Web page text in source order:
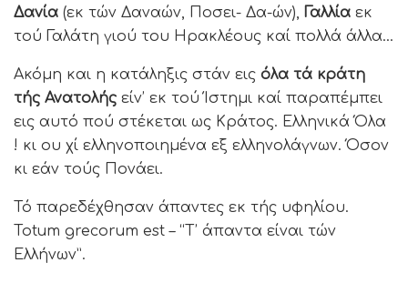
Δανία (εκ τών Δαναών, Ποσει- Δα-ών), Γαλλία εκ
τού Γαλάτη γιού του Ηρακλέους καί πολλά άλλα…
Ακόμη και η κατάληξις στάν εις όλα τά κράτη
τής Ανατολής είν’ εκ τού Ίστημι καί παραπέμπει
εις αυτό πού στέκεται ως Κράτος. Ελληνικά Όλα
! κι ου χί ελληνοποιημένα εξ ελληνολάγνων. Όσον
κι εάν τούς Πονάει.
Τό παρεδέχθησαν άπαντες εκ τής υφηλίου.
Totum grecorum est – “Τ’ άπαντα είναι τών
Ελλήνων”.